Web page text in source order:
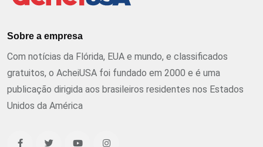
Sobre a empresa
Com notícias da Flórida, EUA e mundo, e classificados
gratuitos, o AcheiUSA foi fundado em 2000 e é uma
publicação dirigida aos brasileiros residentes nos Estados
Unidos da América